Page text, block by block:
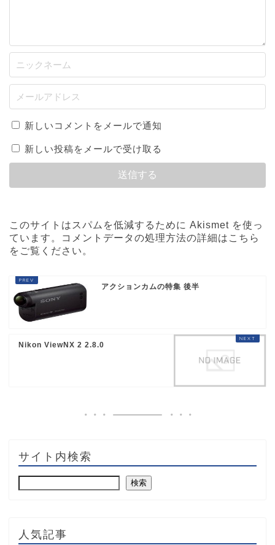
新しいコメントをメールで通知
新しい投稿をメールで受け取る
このサイトはスパムを低減するために Akismet を使っ
ています。
コメントデータの処理方法の詳細はこちら
をご覧ください 。
アクションカムの特集 後半
Nikon ViewNX 2 2.8.0
サイト内検索
検索
人気記事